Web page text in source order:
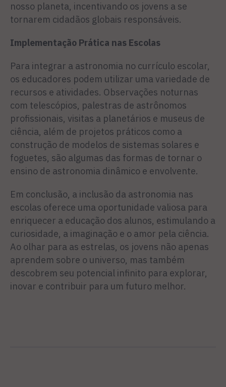
nosso planeta, incentivando os jovens a se
tornarem cidadãos globais responsáveis.
Implementação Prática nas Escolas
Para integrar a astronomia no currículo escolar,
os educadores podem utilizar uma variedade de
recursos e atividades. Observações noturnas
com telescópios, palestras de astrônomos
profissionais, visitas a planetários e museus de
ciência, além de projetos práticos como a
construção de modelos de sistemas solares e
foguetes, são algumas das formas de tornar o
ensino de astronomia dinâmico e envolvente.
Em conclusão, a inclusão da astronomia nas
escolas oferece uma oportunidade valiosa para
enriquecer a educação dos alunos, estimulando a
curiosidade, a imaginação e o amor pela ciência.
Ao olhar para as estrelas, os jovens não apenas
aprendem sobre o universo, mas também
descobrem seu potencial infinito para explorar,
inovar e contribuir para um futuro melhor.